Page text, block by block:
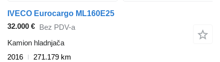
IVECO Eurocargo ML160E25
32.000 € Bez PDV-a
Kamion hladnjača
2016
271.179 km